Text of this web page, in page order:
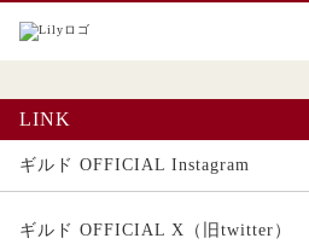
LINK
ギルド OFFICIAL Instagram
ギルド OFFICIAL X（旧twitter）